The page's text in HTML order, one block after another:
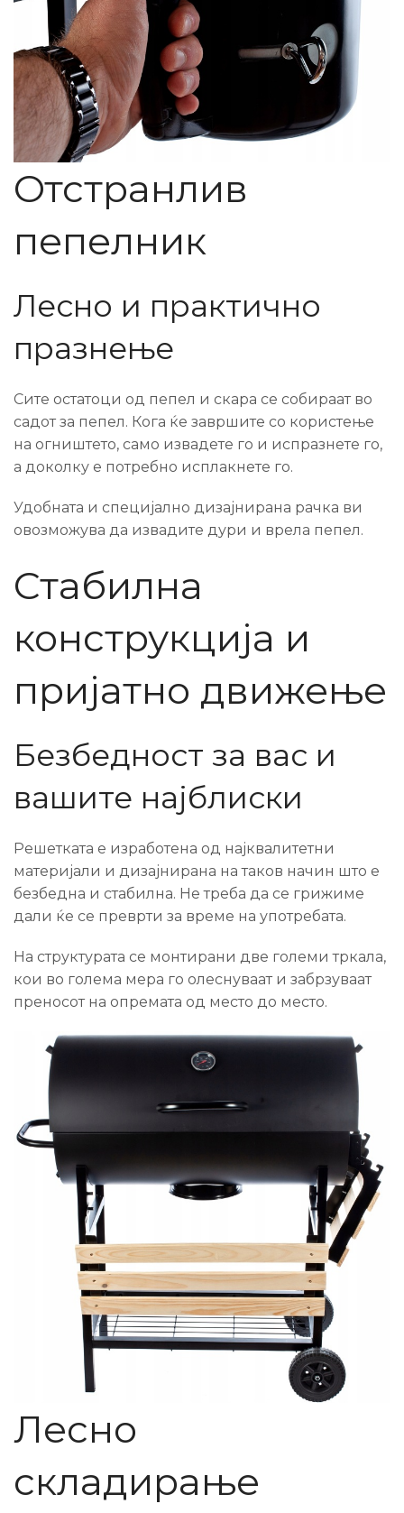
Отстранлив
пепелник
Лесно и практично
празнење
Сите остатоци од пепел и скара се собираат во
садот за пепел. Кога ќе завршите со користење
на огништето, само извадете го и испразнете го,
а доколку е потребно исплакнете го.
Удобната и специјално дизајнирана рачка ви
овозможува да извадите дури и врела пепел.
Стабилна
конструкција и
пријатно движење
Безбедност за вас и
вашите најблиски
Решетката е изработена од најквалитетни
материјали и дизајнирана на таков начин што е
безбедна и стабилна. Не треба да се грижиме
дали ќе се преврти за време на употребата.
На структурата се монтирани две големи тркала,
кои во голема мера го олеснуваат и забрзуваат
преносот на опремата од место до место.
Лесно
складирање